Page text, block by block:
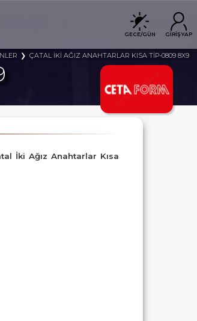
GECE/GÜN GİRİŞ YAP
ÇATAL İKİ AĞIZ ANAHTARLAR KISA TİP-0809 8X9
İki Ağız Anahtarlar Kısa